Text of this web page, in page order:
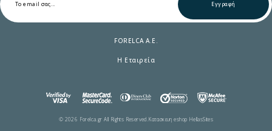
Εγγραφή
FORELCA A.E.
Η Εταιρεία
© 2026 Forelca.gr All Rights Reserved. Κατασκευη eshop HellasSites